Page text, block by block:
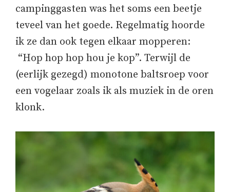
campinggasten was het soms een beetje
teveel van het goede. Regelmatig hoorde
ik ze dan ook tegen elkaar mopperen:
“Hop hop hop hou je kop”. Terwijl de
(eerlijk gezegd) monotone baltsroep voor
een vogelaar zoals ik als muziek in de oren
klonk.